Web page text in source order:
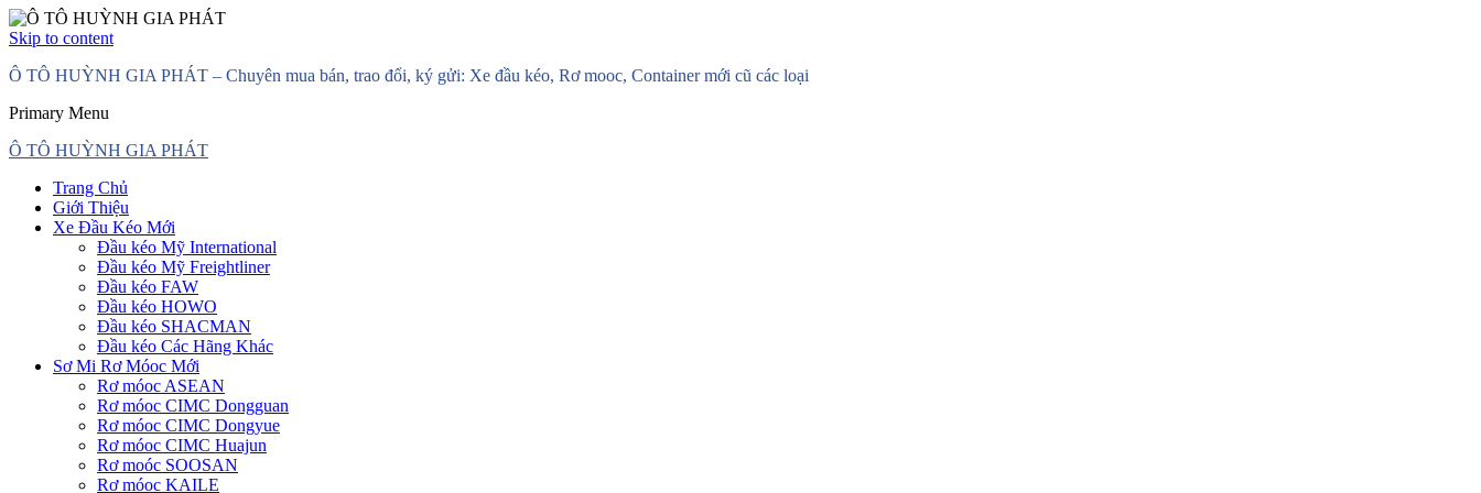
Skip to content
Ô TÔ HUỲNH GIA PHÁT – Chuyên mua bán, trao đổi, ký gửi: Xe đầu kéo, Rơ mooc, Container mới cũ các loại
Primary Menu
Ô TÔ HUỲNH GIA PHÁT
Trang Chủ
Giới Thiệu
Xe Đầu Kéo Mới
Đầu kéo Mỹ International
Đầu kéo Mỹ Freightliner
Đầu kéo FAW
Đầu kéo HOWO
Đầu kéo SHACMAN
Đầu kéo Các Hãng Khác
Sơ Mi Rơ Móoc Mới
Rơ móoc ASEAN
Rơ móoc CIMC Dongguan
Rơ móoc CIMC Dongyue
Rơ móoc CIMC Huajun
Rơ moóc SOOSAN
Rơ móoc KAILE